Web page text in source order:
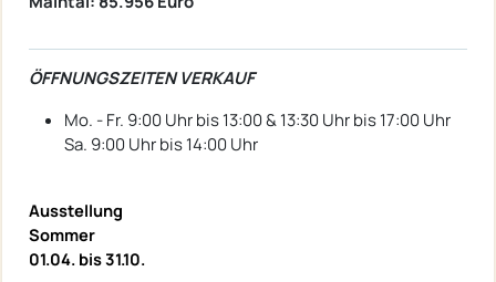
ÖFFNUNGSZEITEN VERKAUF
Mo. - Fr. 9:00 Uhr bis 13:00 & 13:30 Uhr bis 17:00 Uhr
Sa. 9:00 Uhr bis 14:00 Uhr
Ausstellung
Sommer
01.04. bis 31.10.